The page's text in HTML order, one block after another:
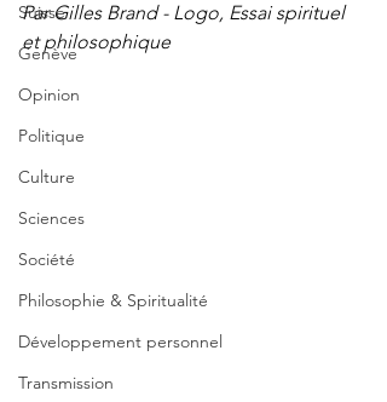
Suisse
Genève
Opinion
Politique
Culture
Sciences
Société
Philosophie & Spiritualité
Développement personnel
Transmission
Par Gilles Brand - Logo, Essai spirituel
et philosophique